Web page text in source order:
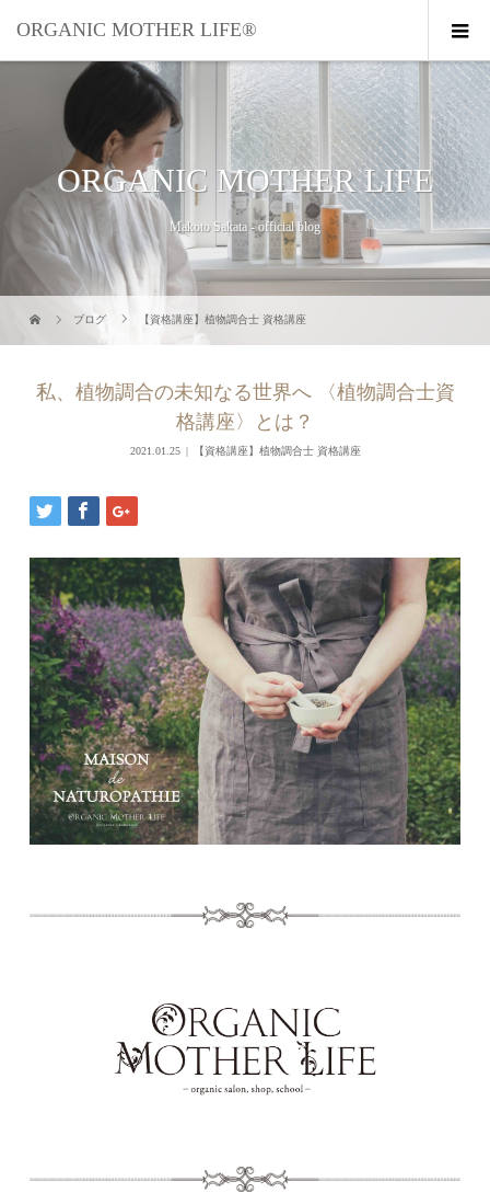
ORGANIC MOTHER LIFE®︎
ORGANIC MOTHER LIFE
Makoto Sakata - official blog
ブログ 【資格講座】植物調合士 資格講座
私、植物調合の未知なる世界へ 〈植物調合士資
格講座〉とは？
2021.01.25 【資格講座】植物調合士 資格講座